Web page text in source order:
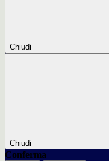
Chiudi
Chiudi
Conferma